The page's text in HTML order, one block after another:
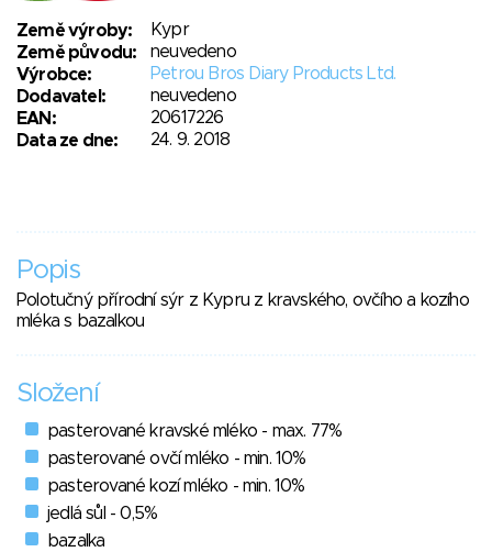
Země výroby:
Kypr
Země původu:
neuvedeno
Výrobce:
Petrou Bros Diary Products Ltd.
Dodavatel:
neuvedeno
EAN:
20617226
Data ze dne:
24. 9. 2018
Popis
Polotučný přírodní sýr z Kypru z kravského, ovčího a kozího
mléka s bazalkou
Složení
pasterované kravské mléko - max. 77%
pasterované ovčí mléko - min. 10%
pasterované kozí mléko - min. 10%
jedlá sůl - 0,5%
bazalka